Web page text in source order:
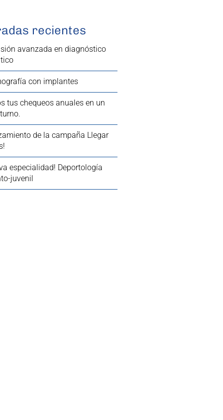
recientes
avanzada en diagnóstico
con implantes
tus chequeos anuales en un
de la campaña Llegar
especialidad! Deportología
juvenil